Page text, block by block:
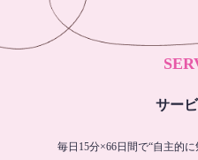
サー
毎日15分×66日間で“自主的